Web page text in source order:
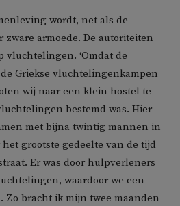
wordt, net als de
zware armoede. De autoriteiten
vluchtelingen. ‘Omdat de
Griekse vluchtelingenkampen
wij naar een klein hostel te
bestemd was. Hier
met bijna twintig mannen in
grootste gedeelte van de tijd
Er was door hulpverleners
waardoor we een
Zo bracht ik mijn twee maanden